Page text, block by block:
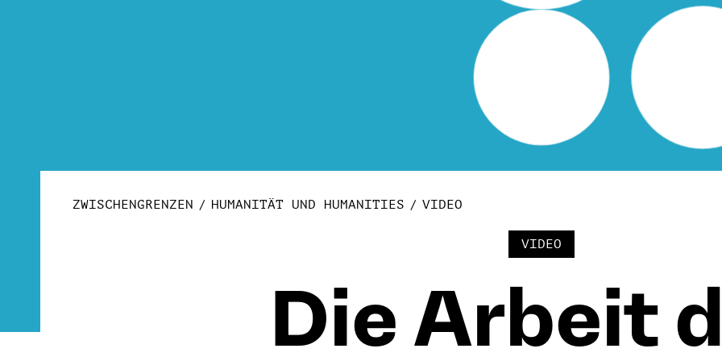
ZWISCHENGRENZEN HUMANITÄT UND HUMANITIES VIDEO
VIDEO
Die Arbeit